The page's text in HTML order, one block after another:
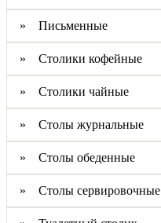
» Письменные
» Столики кофейные
» Столики чайные
» Столы журнальные
» Столы обеденные
» Столы сервировочные